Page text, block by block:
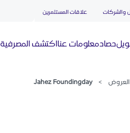
والشركات علاقات المستثمرين
حصادمعلومات عنااكتشف المصرفية
العروض >
Jahez Foundingday